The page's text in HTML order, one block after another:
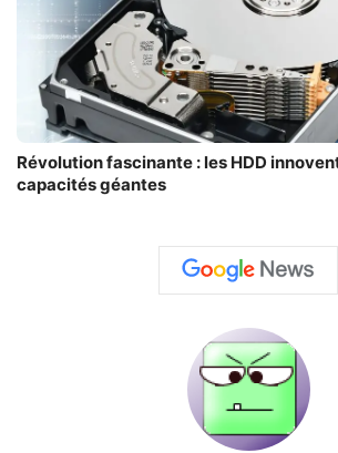
Révolution fascinante : les HDD
capacités géantes